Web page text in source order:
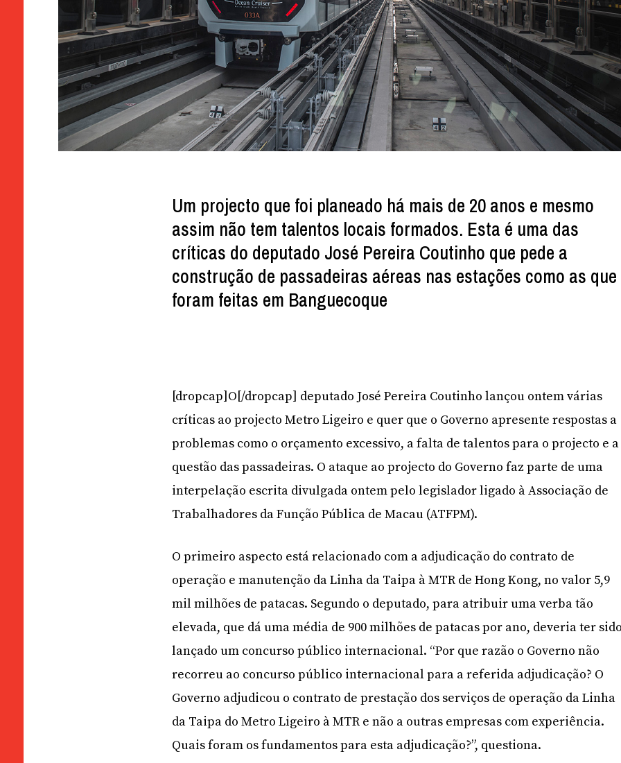
Um projecto que foi planeado há mais de 20 anos e mesmo
assim não tem talentos locais formados. Esta é uma das
críticas do deputado José Pereira Coutinho que pede a
construção de passadeiras aéreas nas estações como as que
foram feitas em Banguecoque
[dropcap]O[/dropcap] deputado José Pereira Coutinho lançou ontem várias
críticas ao projecto Metro Ligeiro e quer que o Governo apresente respostas a
problemas como o orçamento excessivo, a falta de talentos para o projecto e a
questão das passadeiras. O ataque ao projecto do Governo faz parte de uma
interpelação escrita divulgada ontem pelo legislador ligado à Associação de
Trabalhadores da Função Pública de Macau (ATFPM).
O primeiro aspecto está relacionado com a adjudicação do contrato de
operação e manutenção da Linha da Taipa à MTR de Hong Kong, no valor 5,9
mil milhões de patacas. Segundo o deputado, para atribuir uma verba tão
elevada, que dá uma média de 900 milhões de patacas por ano, deveria ter
lançado um concurso público internacional. “Por que razão o Governo não
recorreu ao concurso público internacional para a referida adjudicação? O
Governo adjudicou o contrato de prestação dos serviços de operação da Linha
da Taipa do Metro Ligeiro à MTR e não a outras empresas com experiência.
Quais foram os fundamentos para esta adjudicação?”, questiona.